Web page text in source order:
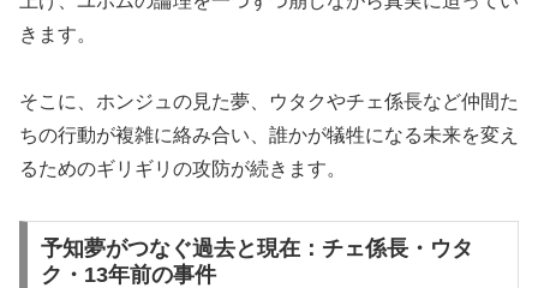
きます。
そこに、ホンジュの見た夢、ウタクやチェ係長など仲間た
ちの行動が複雑に絡み合い、誰かが犠牲になる未来を変え
るためのギリギリの攻防が続きます。
予知夢がつなぐ過去と現在：チェ係長・ウタ
ク・13年前の事件